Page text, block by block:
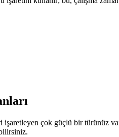
kullanır; bu, çalışma